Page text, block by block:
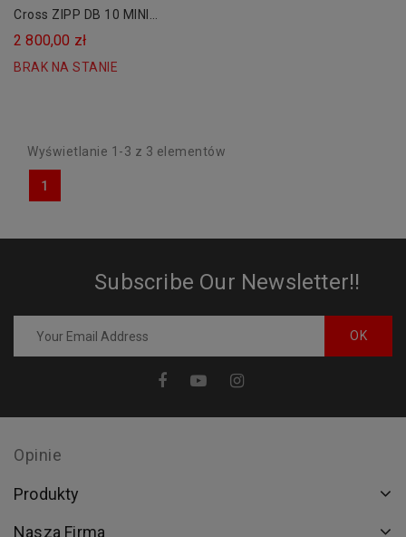
Cross ZIPP DB 10 MINI
CROSS
2 800,00 zł
BRAK NA STANIE
Wyświetlanie 1-3 z 3 elementów
1
Subscribe Our Newsletter!!
Opinie
Produkty
Nasza Firma